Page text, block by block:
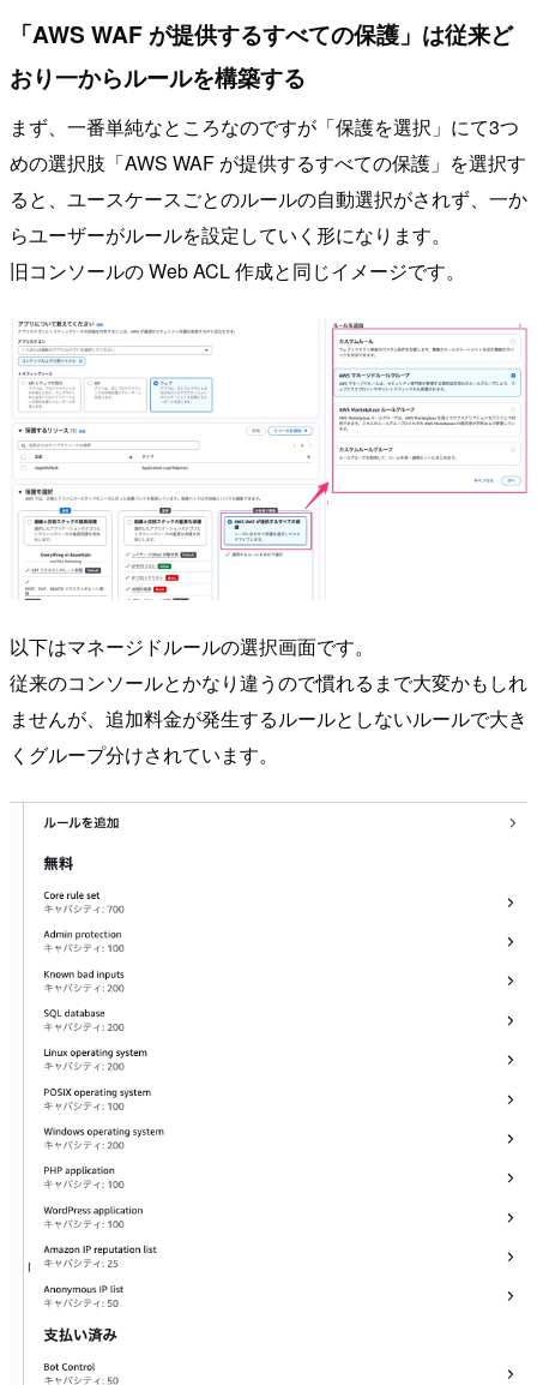
「AWS WAF が提供するすべての保護」は従来ど
おり一からルールを構築する
まず、一番単純なところなのですが「保護を選択」にて3つ
めの選択肢「AWS WAF が提供するすべての保護」を選択す
ると、ユースケースごとのルールの自動選択がされず、一か
らユーザーがルールを設定していく形になります。
旧コンソールの Web ACL 作成と同じイメージです。
以下はマネージドルールの選択画面です。
従来のコンソールとかなり違うので慣れるまで大変かもしれ
ませんが、追加料金が発生するルールとしないルールで大き
くグループ分けされています。